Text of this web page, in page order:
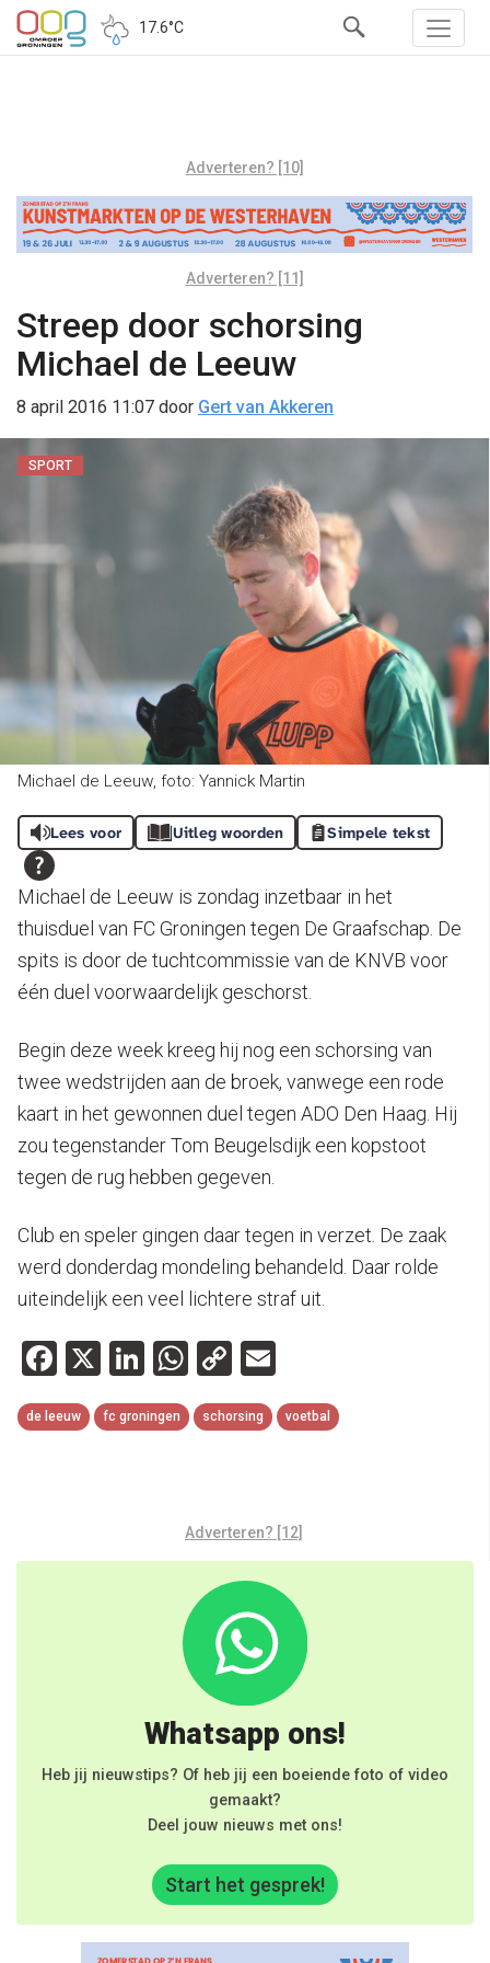
17.6°C
Adverteren? [10]
Adverteren? [11]
Streep door schorsing
Michael de Leeuw
8 april 2016 11:07 door Gert van Akkeren
SPORT
Michael de Leeuw, foto: Yannick Martin
Lees voor Uitleg woorden Simpele tekst
Michael de Leeuw is zondag inzetbaar in het
thuisduel van FC Groningen tegen De Graafschap. De
spits is door de tuchtcommissie van de KNVB voor
één duel voorwaardelijk geschorst.
Begin deze week kreeg hij nog een schorsing van
twee wedstrijden aan de broek, vanwege een rode
kaart in het gewonnen duel tegen ADO Den Haag. Hij
zou tegenstander Tom Beugelsdijk een kopstoot
tegen de rug hebben gegeven.
Club en speler gingen daar tegen in verzet. De zaak
werd donderdag mondeling behandeld. Daar rolde
uiteindelijk een veel lichtere straf uit.
Facebook
X LinkedIn
WhatsApp
Copy
Link
de leeuw fc groningen schorsing voetbal
Adverteren? [12]
Whatsapp ons!
Heb jij nieuwstips? Of heb jij een boeiende foto of video
gemaakt?
Deel jouw nieuws met ons!
Start het gesprek!